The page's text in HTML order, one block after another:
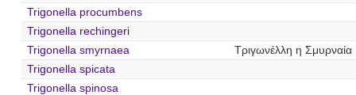
Trigonella procumbens
Trigonella rechingeri
Trigonella smyrnaea
Τριγωνέλλη η Σμυρναία
Trigonella spicata
Trigonella spinosa